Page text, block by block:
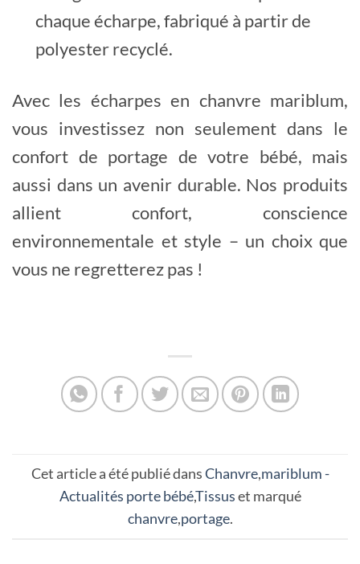
chaque écharpe, fabriqué à partir de
polyester recyclé.
Avec les écharpes en chanvre mariblum,
vous investissez non seulement dans le
confort de portage de votre bébé, mais
aussi dans un avenir durable. Nos produits
allient confort, conscience
environnementale et style – un choix que
vous ne regretterez pas !
Cet article a été publié dansChanvre,mariblum -
Actualités porte bébé,Tissuset marqué
chanvre,portage.